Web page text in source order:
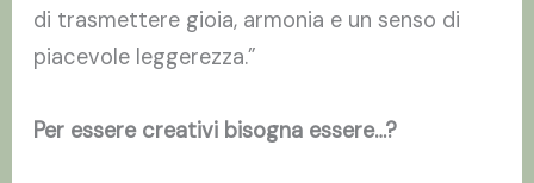
di trasmettere gioia, armonia e un senso di
piacevole leggerezza.”
Per essere creativi bisogna essere…?